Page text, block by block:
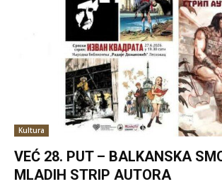
Kultura
VEĆ 28. PUT – BALKANSKA
MLADIH STRIP AUTORA